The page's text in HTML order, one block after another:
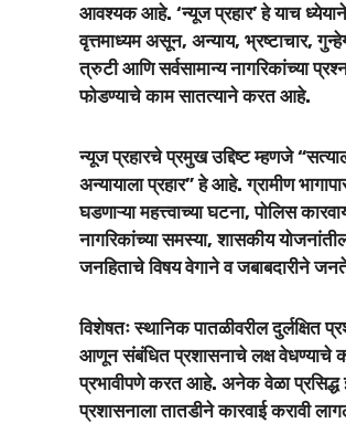
आवश्यक आहे. ‘न्यूज प्रहार’ हे याच
वृत्तमाध्यम असून, अन्याय, भ्रष्टाचार,
त्रुटी आणि सर्वसामान्य नागरिकांच्या
फोडण्याचे काम सातत्याने करत आहे.
न्यूज प्रहारचे प्रमुख उद्दिष्ट म्हणजे
अन्यायाला प्रहार” हे आहे. ग्रामीण
घडणाऱ्या महत्त्वाच्या घटना, पोलिस
नागरिकांच्या समस्या, शासकीय
जनहिताचे विषय वेगाने व जबाबदारीने
विशेषतः स्थानिक पातळीवरील दुर्लक्षित
आणून संबंधित प्रशासनाचे लक्ष वेधण्याचे
प्रभावीपणे करत आहे. अनेक वेळा प्रसिद्ध
प्रशासनाला तातडीने कारवाई करावी